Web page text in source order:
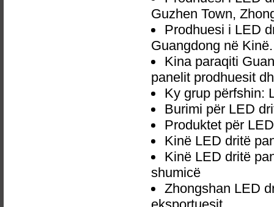
Guzhen Town,
Prodhuesi i LED
Guangdong në Kinë.
Kina paraqiti
panelit prodhuesit
Ky grup përfshin:
Burimi për LED
Produktet për
Kinë LED dritë
Kinë LED dritë
shumicë
Zhongshan LED